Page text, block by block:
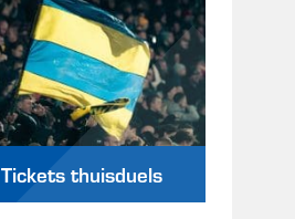
Tickets thuisduels